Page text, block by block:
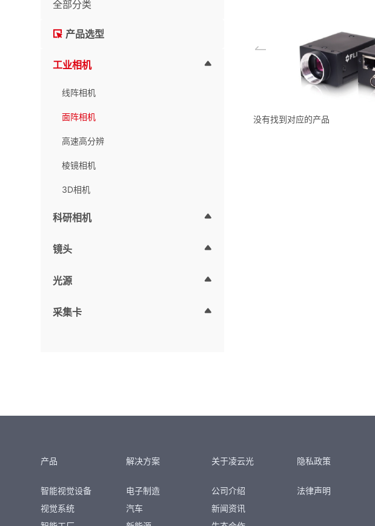
全部分类
产品选型
工业相机
线阵相机
面阵相机
高速高分辨
棱镜相机
3D相机
科研相机
镜头
光源
采集卡
没有找到对应的产品
产品
智能视觉设备
视觉系统
解决方案
电子制造
汽车
关于凌云光
公司介绍
新闻资讯
隐私政策
法律声明